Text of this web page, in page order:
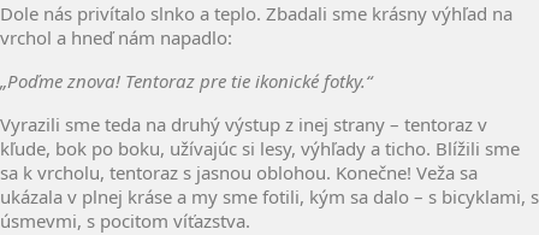
Dole nás privítalo slnko a teplo. Zbadali sme krásny výhľad na
vrchol a hneď nám napadlo:
„Poďme znova! Tentoraz pre tie ikonické fotky.“
Vyrazili sme teda na druhý výstup z inej strany – tentoraz v
kľude, bok po boku, užívajúc si lesy, výhľady a ticho. Blížili sme
sa k vrcholu, tentoraz s jasnou oblohou. Konečne! Veža sa
ukázala v plnej kráse a my sme fotili, kým sa dalo – s bicyklami, s
úsmevmi, s pocitom víťazstva.